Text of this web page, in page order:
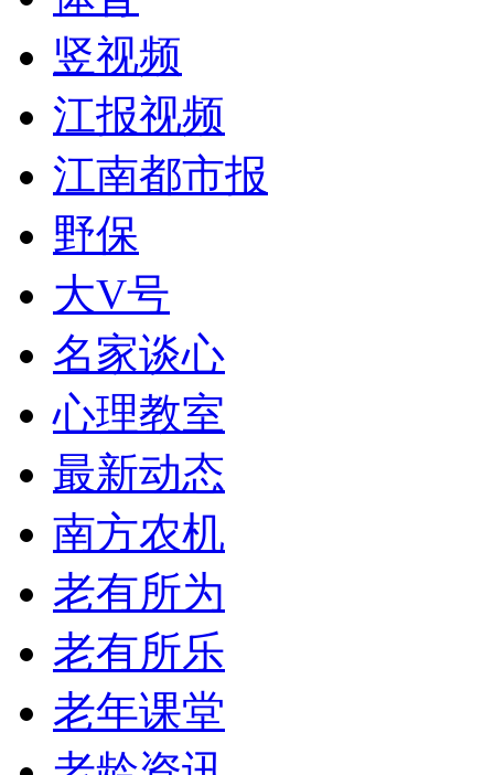
竖视频
江报视频
江南都市报
野保
大V号
名家谈心
心理教室
最新动态
南方农机
老有所为
老有所乐
老年课堂